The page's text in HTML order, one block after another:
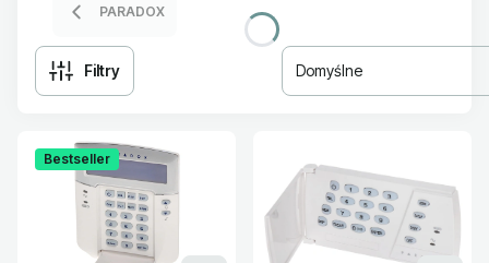
PARADOX
Filtry Domyślne
Bestseller